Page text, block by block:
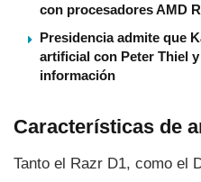
con procesadores AMD
Presidencia admite que
artificial con Peter Thiel
información
Caracterí­sticas de
Tanto el Razr D1, como el